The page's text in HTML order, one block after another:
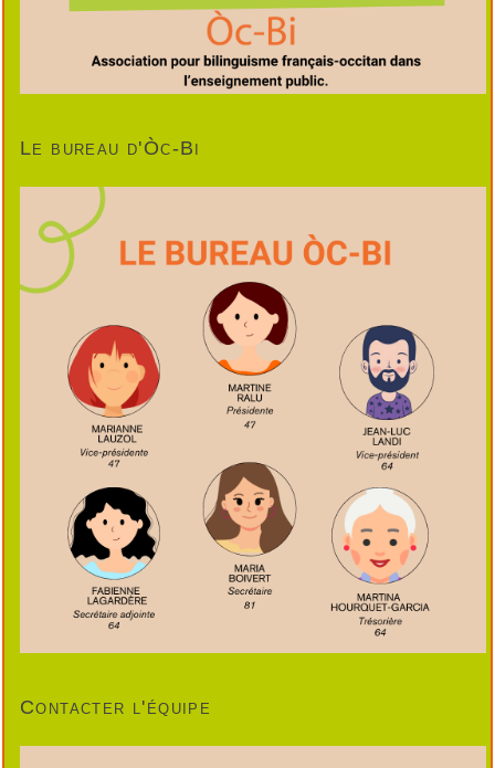
Le bureau d'Òc-Bi
Contacter l'équipe